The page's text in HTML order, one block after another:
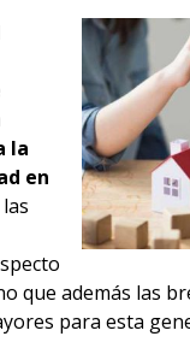
la
en
que además las
para esta